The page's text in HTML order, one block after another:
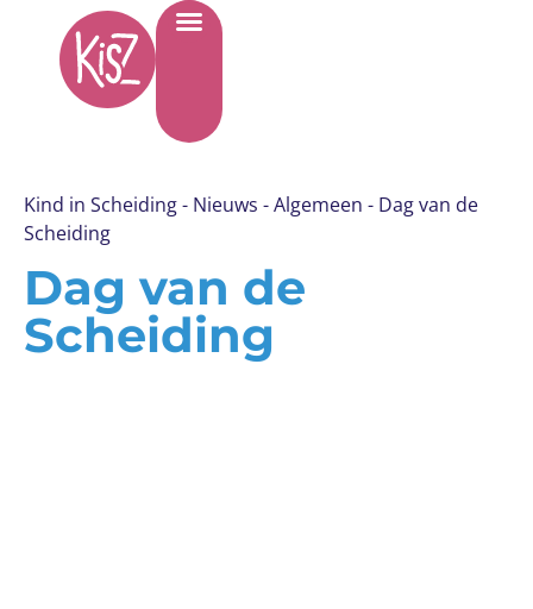
Kind in Scheiding- Nieuws -Algemeen - Dag van de
Scheiding
Dag van de
Scheiding